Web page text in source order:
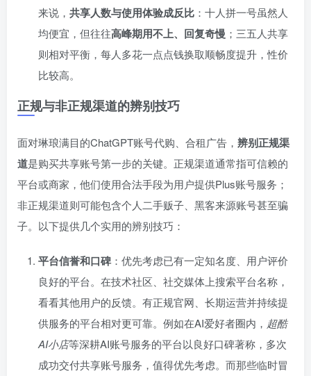
来说， 共享人数与使用体验成反比 ：十人拼一号虽然人
均便宜，但往往高峰期用不上、回复奇慢 ；三五人共享
则相对平衡，每人多花一点点钱换取顺畅度提升，性价
比较高。
正规与非正规渠道的辨别技巧
面对琳琅满目的ChatGPT账号代购、合租广告， 辨别正规渠
道是购买共享账号第一步的关键。正规渠道通常指可信赖的
平台或商家，他们使用合法手段为用户提供Plus账号服务；
非正规渠道则可能包含个人二手贩子、黑客来源账号甚至骗
子。以下提供几个实用的辨别技巧：
平台信誉和口碑 ：优先考虑已有一定知名度、用户评价
良好的平台。在技术社区、社交媒体上搜索平台名称，
看看其他用户的反馈。有正规官网、长期运营并持续提
供服务的平台相对更可靠。例如在AI爱好者圈内， 超酷
AI小店等深耕AI账号服务的平台以良好口碑著称，多次
成功交付共享账号服务，值得优先考虑。而那些临时冒